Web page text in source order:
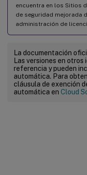
encuentra en los Sitios
de seguridad mejorada
administración de
La documentación
Las versiones en
referencia y pueden
automática. Para
cláusula de exención
automática en Cloud